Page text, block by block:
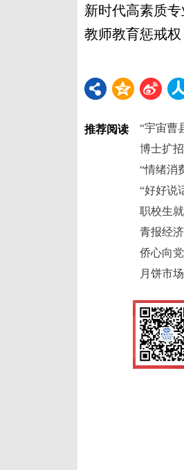
新时代高素质
教师教育惩戒
推荐阅读
“宇宙曹
博士扩
“情绪消
“好好说
职校生
青报经
侨心向
月饼市